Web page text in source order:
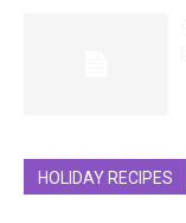
HOLIDAY RECIPES